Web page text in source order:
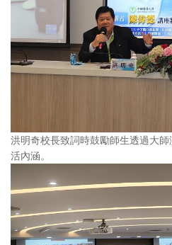
洪明奇校長致詞時鼓勵師生透過大
活內涵。